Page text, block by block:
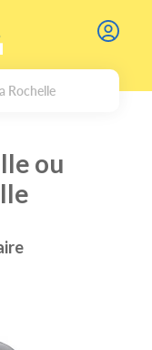
Rochelle
ou